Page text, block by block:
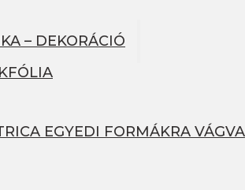
– DEKORÁCIÓ
EGYEDI FORMÁKRA VÁGVA